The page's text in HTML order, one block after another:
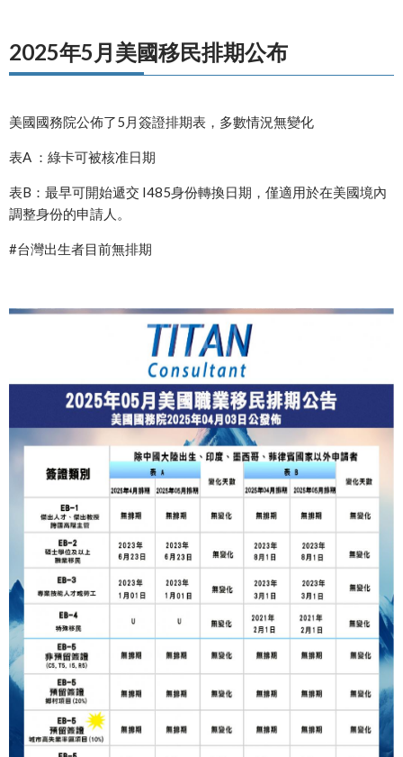
2025年5月美國移民排期公布
美國國務院公佈了5月簽證排期表，多數情況無變化
表A ：綠卡可被核准日期
表B：最早可開始遞交 I485身份轉換日期，僅適用於在美國境內
調整身份的申請人。
#台灣出生者目前無排期